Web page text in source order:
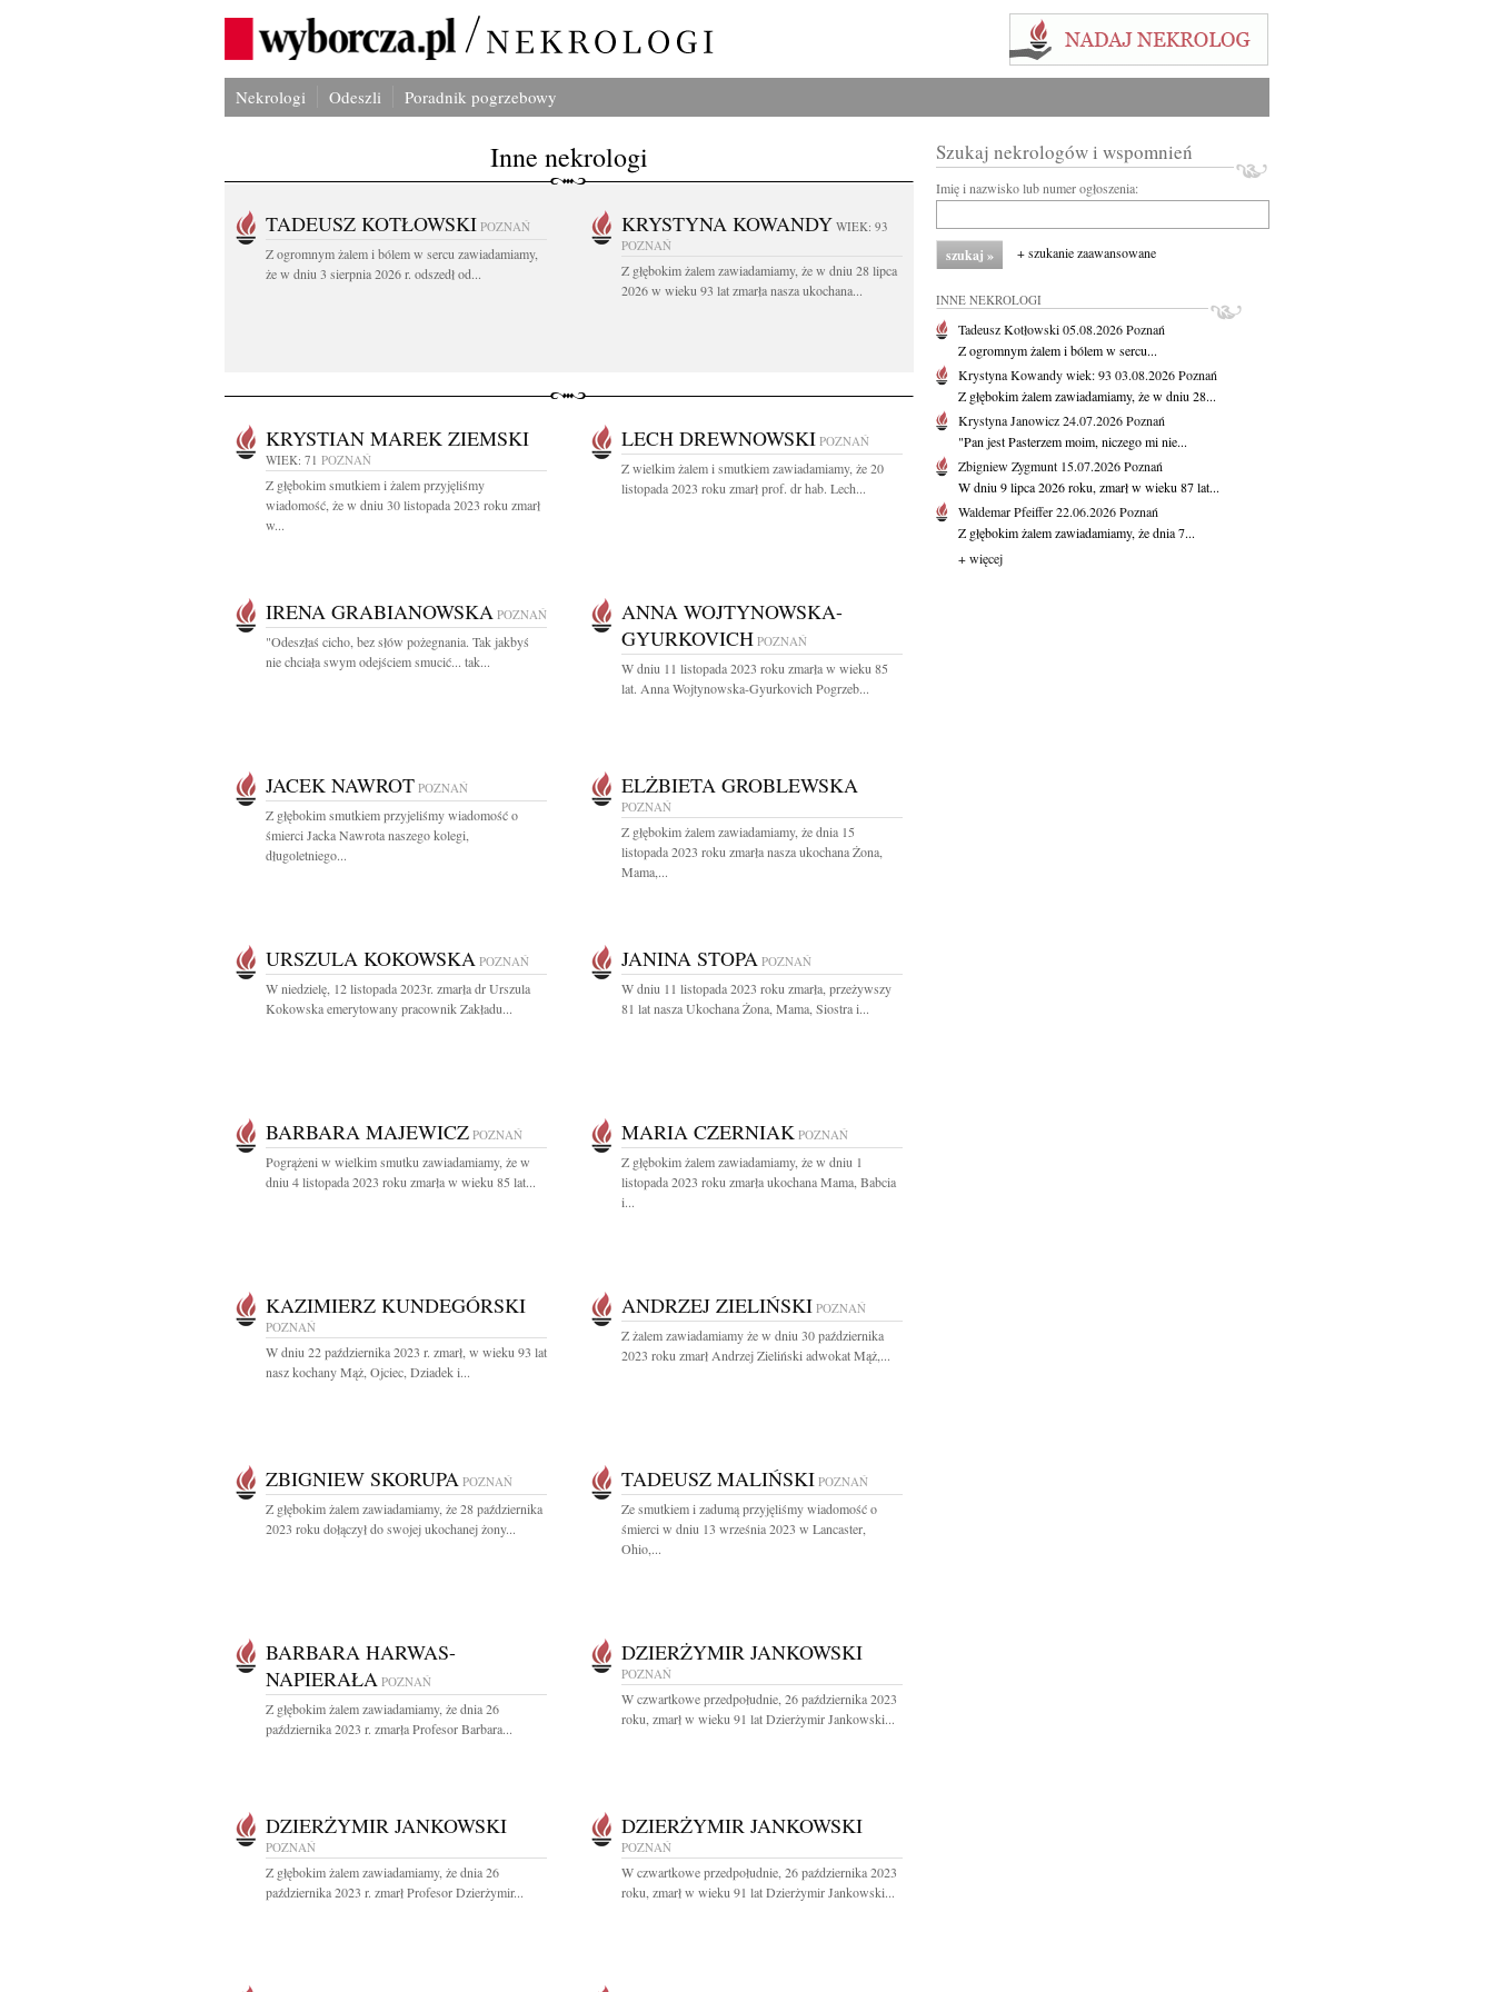
Nekrologi Odeszli Poradnik pogrzebowy
Inne nekrologi
TADEUSZ KOTŁOWSKI POZNAŃ
Z ogromnym żalem i bólem w sercu zawiadamiamy,
że w dniu 3 sierpnia 2026 r. odszedł od...
KRYSTYNA KOWANDY WIEK: 93
POZNAŃ
Z głębokim żalem zawiadamiamy, że w dniu 28 lipca
2026 w wieku 93 lat zmarła nasza ukochana...
KRYSTIAN MAREK ZIEMSKI
WIEK: 71 POZNAŃ
Z głębokim smutkiem i żalem przyjęliśmy
wiadomość, że w dniu 30 listopada 2023 roku zmarł
w...
LECH DREWNOWSKI POZNAŃ
Z wielkim żalem i smutkiem zawiadamiamy, że 20
listopada 2023 roku zmarł prof. dr hab. Lech...
IRENA GRABIANOWSKA POZNAŃ
"Odeszłaś cicho, bez słów pożegnania. Tak jakbyś
nie chciała swym odejściem smucić... tak...
ANNA WOJTYNOWSKA-
GYURKOVICH POZNAŃ
W dniu 11 listopada 2023 roku zmarła w wieku 85
lat. Anna Wojtynowska-Gyurkovich Pogrzeb...
JACEK NAWROT POZNAŃ
Z głębokim smutkiem przyjeliśmy wiadomość o
śmierci Jacka Nawrota naszego kolegi,
długoletniego...
ELŻBIETA GROBLEWSKA
POZNAŃ
Z głębokim żalem zawiadamiamy, że dnia 15
listopada 2023 roku zmarła nasza ukochana Żona,
Mama,...
URSZULA KOKOWSKA POZNAŃ
W niedzielę, 12 listopada 2023r. zmarła dr Urszula
Kokowska emerytowany pracownik Zakładu...
JANINA STOPA POZNAŃ
W dniu 11 listopada 2023 roku zmarła, przeżywszy
81 lat nasza Ukochana Żona, Mama, Siostra i...
BARBARA MAJEWICZ POZNAŃ
Pogrążeni w wielkim smutku zawiadamiamy, że w
dniu 4 listopada 2023 roku zmarła w wieku 85 lat...
MARIA CZERNIAK POZNAŃ
Z głębokim żalem zawiadamiamy, że w dniu 1
listopada 2023 roku zmarła ukochana Mama, Babcia
i...
KAZIMIERZ KUNDEGÓRSKI
POZNAŃ
W dniu 22 października 2023 r. zmarł, w wieku 93 lat
nasz kochany Mąż, Ojciec, Dziadek i...
ANDRZEJ ZIELIŃSKI POZNAŃ
Z żalem zawiadamiamy że w dniu 30 października
2023 roku zmarł Andrzej Zieliński adwokat Mąż,...
ZBIGNIEW SKORUPA POZNAŃ
Z głębokim żalem zawiadamiamy, że 28 października
2023 roku dołączył do swojej ukochanej żony...
TADEUSZ MALIŃSKI POZNAŃ
Ze smutkiem i zadumą przyjęliśmy wiadomość o
śmierci w dniu 13 września 2023 w Lancaster,
Ohio,...
BARBARA HARWAS-
NAPIERAŁA POZNAŃ
Z głębokim żalem zawiadamiamy, że dnia 26
października 2023 r. zmarła Profesor Barbara...
DZIERŻYMIR JANKOWSKI
POZNAŃ
W czwartkowe przedpołudnie, 26 października 2023
roku, zmarł w wieku 91 lat Dzierżymir Jankowski...
DZIERŻYMIR JANKOWSKI
POZNAŃ
Z głębokim żalem zawiadamiamy, że dnia 26
października 2023 r. zmarł Profesor Dzierżymir...
DZIERŻYMIR JANKOWSKI
POZNAŃ
W czwartkowe przedpołudnie, 26 października 2023
roku, zmarł w wieku 91 lat Dzierżymir Jankowski...
Szukaj nekrologów i wspomnień
Imię i nazwisko lub numer ogłoszenia:
+ szukanie zaawansowane
INNE NEKROLOGI
Tadeusz Kotłowski05.08.2026Poznań
Z ogromnym żalem i bólem w sercu...
Krystyna Kowandywiek: 93 03.08.2026Poznań
Z głębokim żalem zawiadamiamy, że w dniu 28...
Krystyna Janowicz24.07.2026Poznań
"Pan jest Pasterzem moim, niczego mi nie...
Zbigniew Zygmunt 15.07.2026Poznań
W dniu 9 lipca 2026 roku, zmarł w wieku 87 lat...
Waldemar Pfeiffer22.06.2026Poznań
Z głębokim żalem zawiadamiamy, że dnia 7...
+ więcej